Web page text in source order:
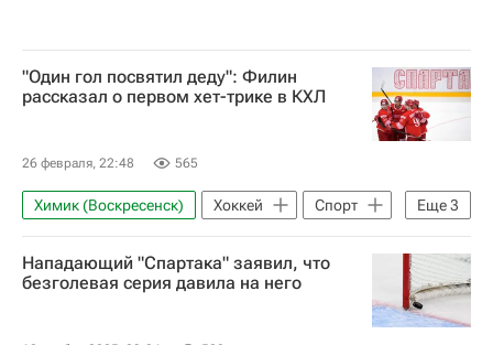
"Один гол посвятил деду": Филин
рассказал о первом хет-трике в КХЛ
26 февраля, 22:48 565
Еще3
Химик (Воскресенск) Хоккей
Спорт
ХК Спартак (Москва)
КХЛ 2025-2026
Адмирал
Нападающий "Спартака" заявил, что
безголевая серия давила на него